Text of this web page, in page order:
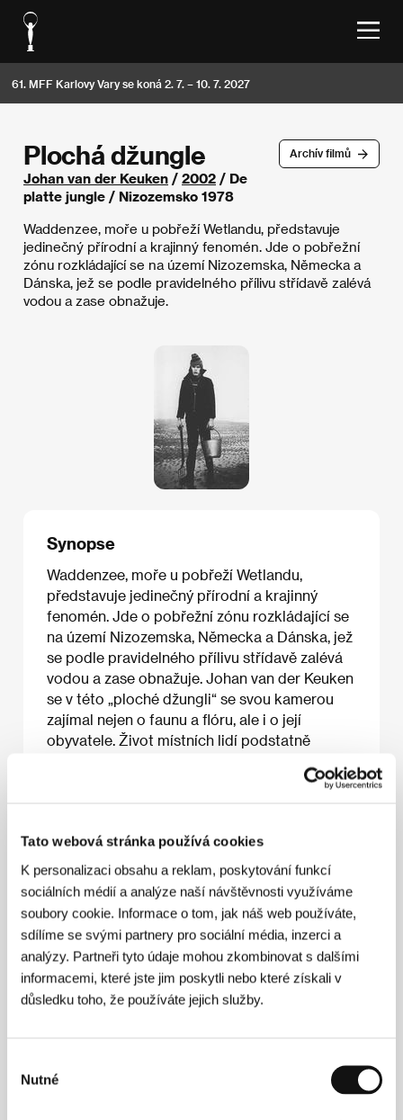
Tato webová stránka používá cookies
K personalizaci obsahu a reklam, poskytování funkcí
sociálních médií a analýze naší návštěvnosti využíváme
soubory cookie. Informace o tom, jak náš web používáte,
sdílíme se svými partnery pro sociální média, inzerci a
analýzy. Partneři tyto údaje mohou zkombinovat s dalšími
informacemi, které jste jim poskytli nebo které získali v
důsledku toho, že používáte jejich služby.
souhlasu
Nutné
61. MFF Karlovy Vary se koná 2. 7. – 10. 7. 2027
Archív filmů
Plochá džungle
Johan van der Keuken / 2002 / De
platte jungle / Nizozemsko 1978
Waddenzee, moře u pobřeží Wetlandu, představuje
jedinečný přírodní a krajinný fenomén. Jde o pobřežní
zónu rozkládající se na území Nizozemska, Německa a
Dánska, jež se podle pravidelného přílivu střídavě zalévá
vodou a zase obnažuje.
Synopse
Waddenzee, moře u pobřeží Wetlandu,
představuje jedinečný přírodní a krajinný
fenomén. Jde o pobřežní zónu rozkládající se
na území Nizozemska, Německa a Dánska, jež
se podle pravidelného přílivu střídavě zalévá
vodou a zase obnažuje. Johan van der Keuken
se v této „ploché džungli“ se svou kamerou
zajímal nejen o faunu a flóru, ale i o její
obyvatele. Život místních lidí podstatně
rozvoj v této oblasti. Režisér často proměňuje
nich totiž začíná koloběh vzájemně
provázaných potravních řetězců bytostí na
pomezí souše a moře, do jejichž přirozeného
životního prostředí nevratně vstoupili
ekologičtí aktivisté, rekreanti, intenzivní
technologie a tanky z výcvikového prostoru.
Johan van der